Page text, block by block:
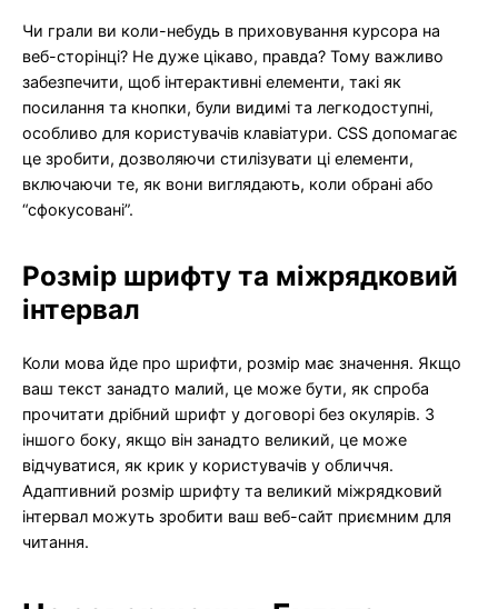
Чи грали ви коли-небудь в приховування курсора на
веб-сторінці? Не дуже цікаво, правда? Тому важливо
забезпечити, щоб інтерактивні елементи, такі як
посилання та кнопки, були видимі та легкодоступні,
особливо для користувачів клавіатури. CSS допомагає
це зробити, дозволяючи стилізувати ці елементи,
включаючи те, як вони виглядають, коли обрані або
“сфокусовані”.
Розмір шрифту та міжрядковий
інтервал
Коли мова йде про шрифти, розмір має значення. Якщо
ваш текст занадто малий, це може бути, як спроба
прочитати дрібний шрифт у договорі без окулярів. З
іншого боку, якщо він занадто великий, це може
відчуватися, як крик у користувачів у обличчя.
Адаптивний розмір шрифту та великий міжрядковий
інтервал можуть зробити ваш веб-сайт приємним для
читання.